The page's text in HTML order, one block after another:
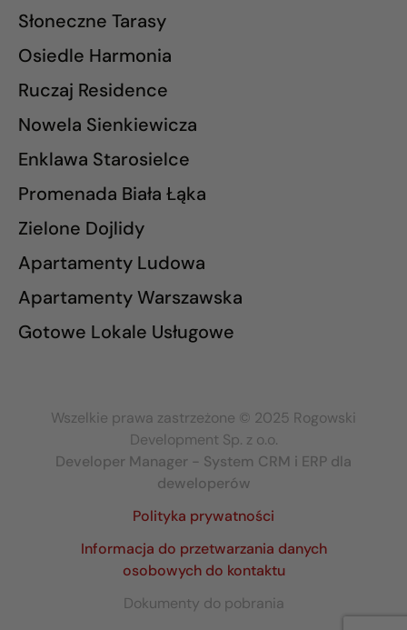
Słoneczne Tarasy
Osiedle Harmonia
Ruczaj Residence
Nowela Sienkiewicza
Enklawa Starosielce
Promenada Biała Łąka
Zielone Dojlidy
Apartamenty Ludowa
Apartamenty Warszawska
Gotowe Lokale Usługowe
Wszelkie prawa zastrzeżone © 2025 Rogowski
Development Sp. z o.o.
Developer Manager - System CRM i ERP dla
deweloperów
Polityka prywatności
Informacja do przetwarzania danych
osobowych do kontaktu
Dokumenty do pobrania